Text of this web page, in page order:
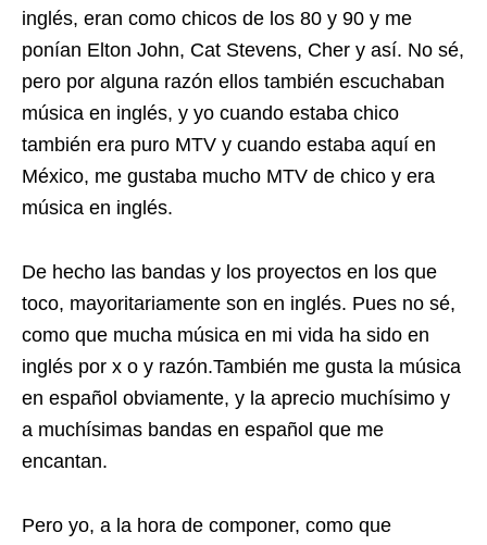
inglés, eran como chicos de los 80 y 90 y me
ponían Elton John, Cat Stevens, Cher y así. No sé,
pero por alguna razón ellos también escuchaban
música en inglés, y yo cuando estaba chico
también era puro MTV y cuando estaba aquí en
México, me gustaba mucho MTV de chico y era
música en inglés.
De hecho las bandas y los proyectos en los que
toco, mayoritariamente son en inglés. Pues no sé,
como que mucha música en mi vida ha sido en
inglés por x o y razón.También me gusta la música
en español obviamente, y la aprecio muchísimo y
a muchísimas bandas en español que me
encantan.
Pero yo, a la hora de componer, como que